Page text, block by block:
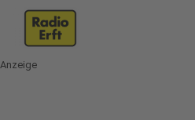
Anzeige